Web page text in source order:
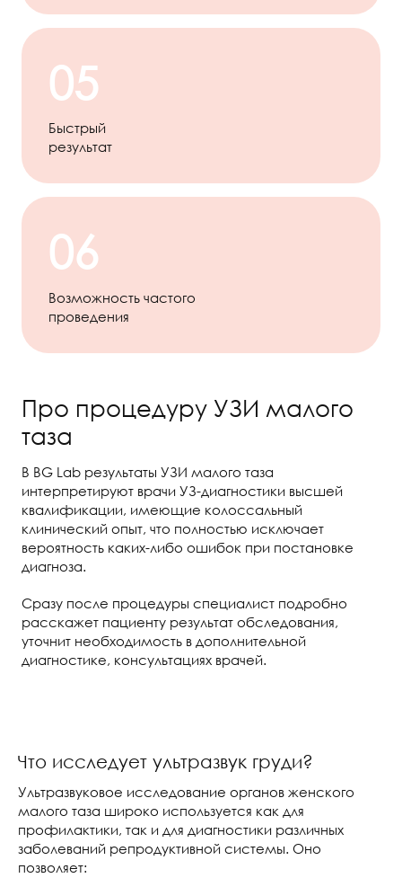
05
Быстрый
результат
06
Возможность частого
проведения
Про процедуру УЗИ малого
таза
В BG Lab результаты УЗИ малого таза
интерпретируют врачи УЗ-диагностики высшей
квалификации, имеющие колоссальный
клинический опыт, что полностью исключает
вероятность каких-либо ошибок при постановке
диагноза.
Сразу после процедуры специалист подробно
расскажет пациенту результат обследования,
уточнит необходимость в дополнительной
диагностике, консультациях врачей.
Что исследует ультразвук груди?
Ультразвуковое исследование органов женского
малого таза широко используется как для
профилактики, так и для диагностики различных
заболеваний репродуктивной системы. Оно
позволяет: